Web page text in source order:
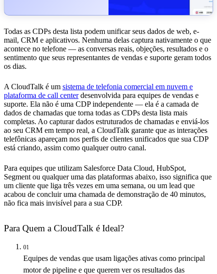
Todas as CDPs desta lista podem unificar seus dados de web, e-
mail, CRM e aplicativos. Nenhuma delas captura nativamente o que
acontece no telefone — as conversas reais, objeções, resultados e o
sentimento que seus representantes de vendas e suporte geram todos
os dias.
A CloudTalk é um sistema de telefonia comercial em nuvem e
plataforma de call centerdesenvolvida para equipes de vendas e
suporte. Ela não é uma CDP independente — ela é a camada de
dados de chamadas que torna todas as CDPs desta lista mais
completas. Ao capturar dados estruturados de chamadas e enviá-los
ao seu CRM em tempo real, a CloudTalk garante que as interações
telefônicas apareçam nos perfis de clientes unificados que sua CDP
está criando, assim como qualquer outro canal.
Para equipes que utilizam Salesforce Data Cloud, HubSpot,
Segment ou qualquer uma das plataformas abaixo, isso significa que
um cliente que liga três vezes em uma semana, ou um lead que
acabou de concluir uma chamada de demonstração de 40 minutos,
não fica mais invisível para a sua CDP.
Para Quem a CloudTalk é Ideal?
01
Equipes de vendas que usam ligações ativas como principal
motor de pipeline e que querem ver os resultados das